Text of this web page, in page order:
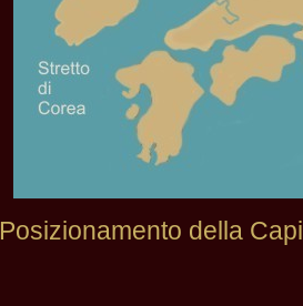
Posizionamento della